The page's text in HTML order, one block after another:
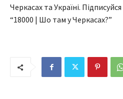
Черкасах та Україні.
“18000 | Шо там у Черкасах?”